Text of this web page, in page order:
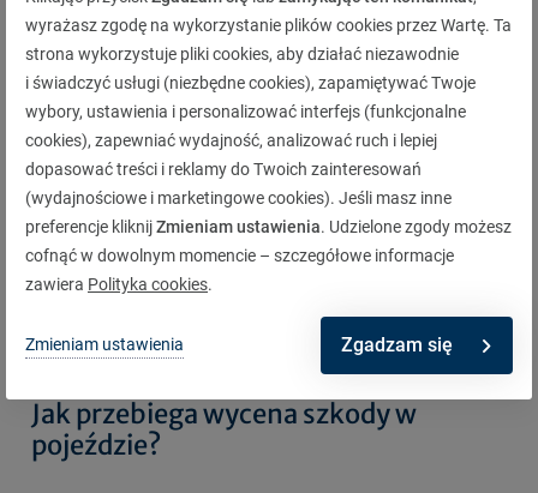
przedłużyć termin, informując Cię o przyczynach
opóźnienia. To oznacza, że w typowych
przypadkachczas wypłaty odszkodowania z Warty
nie powinien przekroczyć 30 dni – choć w
wyjątkowych sytuacjach może się wydłużyć.
W szkodach z OC – maksymalny termin na zajęcie
stanowiska to 90 dni od dnia zgłoszenia szkody,
chyba że przyjęcie odpowiedzialności zależy od
toczącego się postępowania sądowego.
Jak przebiega wycena szkody w
pojeździe?
wyrażasz zgodę na wykorzystanie plików cookies przez Wartę. Ta
strona wykorzystuje pliki cookies, aby działać niezawodnie
i świadczyć usługi (niezbędne cookies), zapamiętywać Twoje
wybory, ustawienia i personalizować interfejs (funkcjonalne
cookies), zapewniać wydajność, analizować ruch i lepiej
dopasować treści i reklamy do Twoich zainteresowań
(wydajnościowe i marketingowe cookies). Jeśli masz inne
preferencje kliknijZmieniam ustawienia. Udzielone zgody możesz
cofnąć w dowolnym momencie – szczegółowe informacje
zawiera Polityka cookies.
Zmieniam ustawienia Zgadzam się